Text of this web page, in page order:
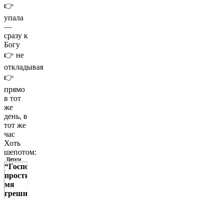
👉
упала
—
сразу к
Богу
👉 не
откладывая
👉
прямо
в тот
же
день, в
тот же
час
Хоть
шепотом:
Цитата
“Господи,
прости
мя
грешную”